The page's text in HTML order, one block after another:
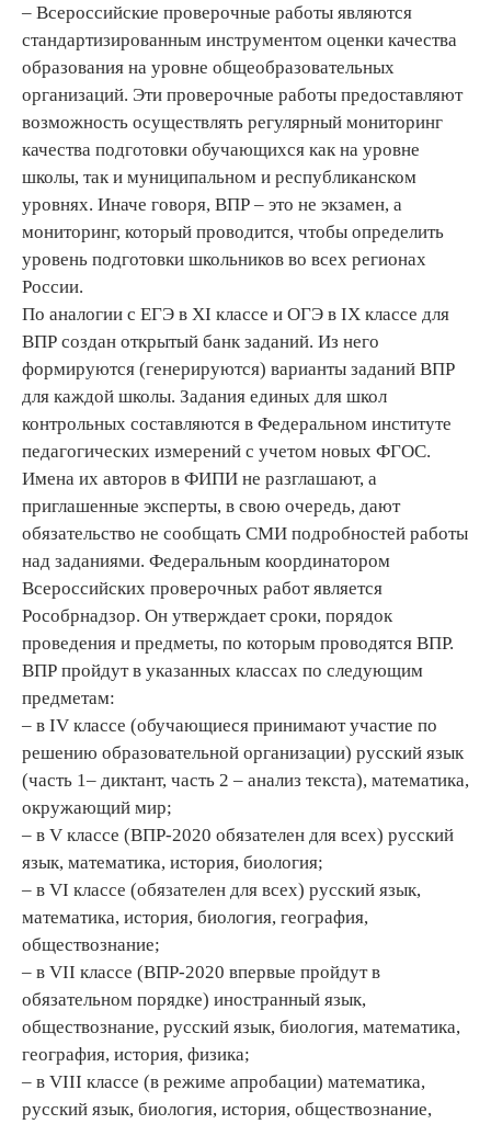
– Всероссийские проверочные работы являются
стандартизированным инструментом оценки качества
образования на уровне общеобразовательных
организаций. Эти проверочные работы предоставляют
возможность осуществлять регулярный мониторинг
качества подготовки обучающихся как на уровне
школы, так и муниципальном и республиканском
уровнях. Иначе говоря, ВПР – это не экзамен, а
мониторинг, который проводится, чтобы определить
уровень подготовки школьников во всех регионах
России.
По аналогии с ЕГЭ в XI классе и ОГЭ в IX классе для
ВПР создан открытый банк заданий. Из него
формируются (генерируются) варианты заданий ВПР
для каждой школы. Задания единых для школ
контрольных составляются в Федеральном институте
педагогических измерений с учетом новых ФГОС.
Имена их авторов в ФИПИ не разглашают, а
приглашенные эксперты, в свою очередь, дают
обязательство не сообщать СМИ подробностей работы
над заданиями. Федеральным координатором
Всероссийских проверочных работ является
Рособрнадзор. Он утверждает сроки, порядок
проведения и предметы, по которым проводятся ВПР.
ВПР пройдут в указанных классах по следующим
предметам:
– в IV классе (обучающиеся принимают участие по
решению образовательной организации) русский язык
(часть 1– диктант, часть 2 – анализ текста), математика,
окружающий мир;
– в V классе (ВПР-2020 обязателен для всех) русский
язык, математика, история, биология;
– в VI классе (обязателен для всех) русский язык,
математика, история, биология, география,
обществознание;
– в VII классе (ВПР-2020 впервые пройдут в
обязательном порядке) иностранный язык,
обществознание, русский язык, биология, математика,
география, история, физика;
– в VIII классе (в режиме апробации) математика,
русский язык, биология, история, обществознание,